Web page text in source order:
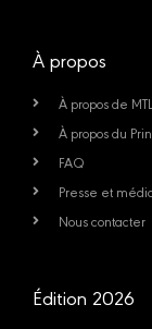
À propos
À propos de
À propos du
FAQ
Presse et
Nous contacter
Édition 2026